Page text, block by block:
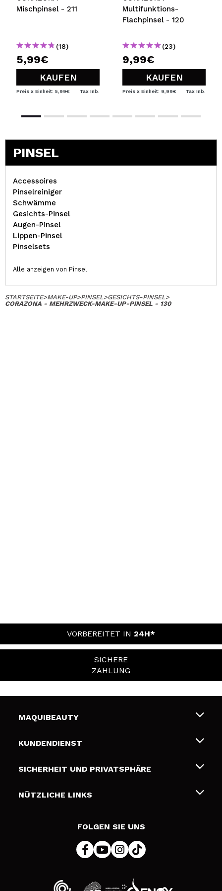
Mischpinsel - 211
(18)
5,99€
KAUFEN
Preis x Einheit: 5,99€ Tax Inb.
Multifunktions-
Flachpinsel - 120
(23)
9,99€
KAUFEN
Preis x Einheit: 9,99€ Tax Inb.
PINSEL
Accessoires
Pinselreiniger
Schwämme
Gesichts-Pinsel
Augen-Pinsel
Lippen-Pinsel
Pinselsets
Alle anzeigen von Pinsel
STARTSEITE>MAKE-UP>PINSEL>GESICHTS-PINSEL>
CORAZONA - MEHRZWECK-MAKE-UP-PINSEL - 130
VORBEREITET IN 24H*
SICHERE
ZAHLUNG
MAQUIBEAUTY
Über uns
Geschenkkarten
KUNDENDIENST
Liefer- und Versandkosten
Zahlung
SICHERHEIT UND PRIVATSPHÄRE
Bedingungen und Datenschutz
NÜTZLICHE LINKS
FOLGEN SIE UNS